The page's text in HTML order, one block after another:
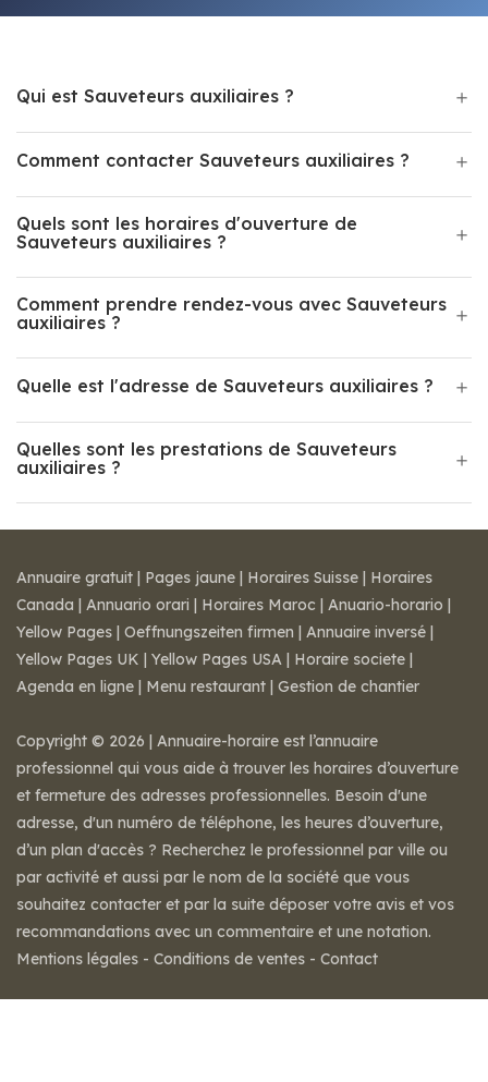
Qui est Sauveteurs auxiliaires ?
Comment contacter Sauveteurs auxiliaires ?
Quels sont les horaires d'ouverture de
Sauveteurs auxiliaires ?
Comment prendre rendez-vous avec Sauveteurs
auxiliaires ?
Quelle est l'adresse de Sauveteurs auxiliaires ?
Quelles sont les prestations de Sauveteurs
auxiliaires ?
Annuaire gratuit | Pages jaune | Horaires Suisse | Horaires
Canada | Annuario orari | Horaires Maroc | Anuario-horario |
Yellow Pages | Oeffnungszeiten firmen | Annuaire inversé |
Yellow Pages UK | Yellow Pages USA | Horaire societe |
Agenda en ligne | Menu restaurant | Gestion de chantier
Copyright © 2026 | Annuaire-horaire est l’annuaire
professionnel qui vous aide à trouver les horaires d’ouverture
et fermeture des adresses professionnelles. Besoin d'une
adresse, d'un numéro de téléphone, les heures d’ouverture,
d’un plan d'accès ? Recherchez le professionnel par ville ou
par activité et aussi par le nom de la société que vous
souhaitez contacter et par la suite déposer votre avis et vos
recommandations avec un commentaire et une notation.
Mentions légales - Conditions de ventes - Contact